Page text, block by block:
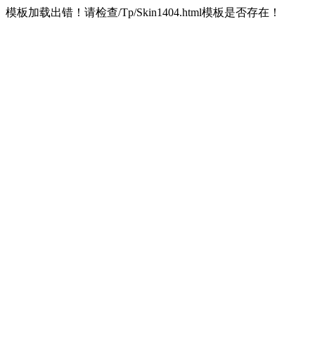
模板加载出错！请检查/Tp/Skin1404.html模板是否存在！